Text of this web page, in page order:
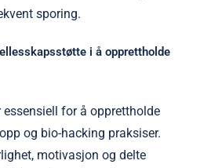
sporing.
i å opprettholde
essensiell for å opprettholde
og bio-hacking praksiser.
motivasjon og delte